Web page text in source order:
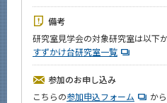
備考
研究室見学会の対象研究室は以下
すずかけ台研究室一覧
参加のお申し込み
こちらの参加申込フォーム
か
年別アーカイブ